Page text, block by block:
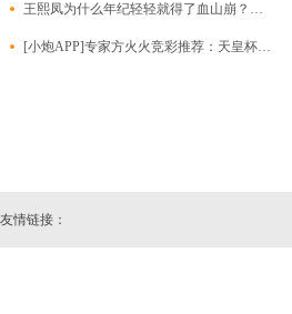
王熙凤为什么年纪轻轻就得了血山崩？背后的难言之隐，她没脸说
[小炮APP]专家方火火竞彩推荐：天皇杯3串1
友情链接：